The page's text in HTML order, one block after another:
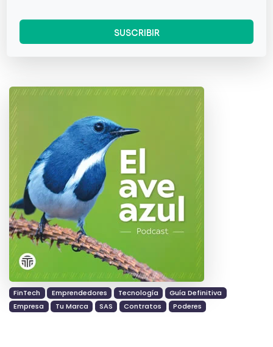
FinTech Emprendedores Tecnología
Guía Definitiva
Empresa
Tu Marca SAS Contratos Poderes